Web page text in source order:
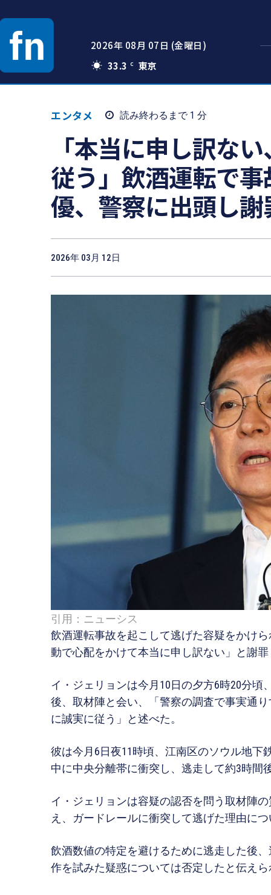
2026年 08月 07日 (金曜日)
33.3 C
エンタメ 読み終わるまで 1 分
「本当に申し訳な
従う」飲酒運転で
優、警察に出頭し謝
2026年 03月 12日
引用：ニューシス
飲酒運転事故を起こして逃げた容疑をかけ
動で心配をかけて本当に申し訳ない」と謝
イ・ジェリョンは今月10日の夕方6時20分
後、取材陣と会い、「警察の調査で事実通
に誠実に従う」と述べた。
彼は今月6日夜11時頃、江南区のソウル地
中に中央分離帯に衝突し、逃走して約3時間
イ・ジェリョンは容疑の認否を問う取材陣
え、ガードレールに衝突して逃げた理由に
飲酒数値の特定を避けるために逃走した後
作を試みた疑惑については否定したと伝え